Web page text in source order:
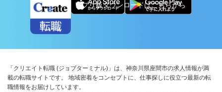
アプリ版ダウンロードはこちらから
「クリエイト転職 (ジョブターミナル)」は、神奈川県座間市の求人情報が満
載の転職サイトです。 地域密着をコンセプトに、仕事探しに役立つ最新の転
職情報をお届けしています。